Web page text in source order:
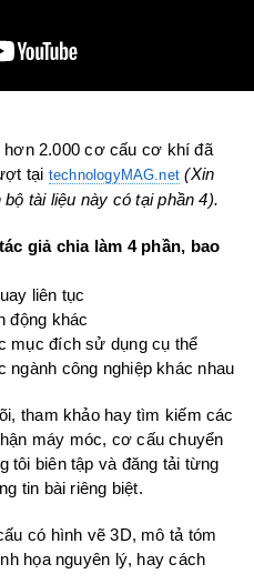
hơn 2.000 cơ cấu cơ khí đã
tại technologyMAG.net (Xin
tài liệu này có tại phần 4).
giả chia làm 4 phần, bao
liên tục
động khác
mục đích sử dụng cụ thể
công nghiệp khác nhau
tham khảo hay tìm kiếm các
máy móc, cơ cấu chuyển
tôi biên tập và đăng tải từng
tin bài riêng biệt.
có hình vẽ 3D, mô tả tóm
họa nguyên lý, hay cách